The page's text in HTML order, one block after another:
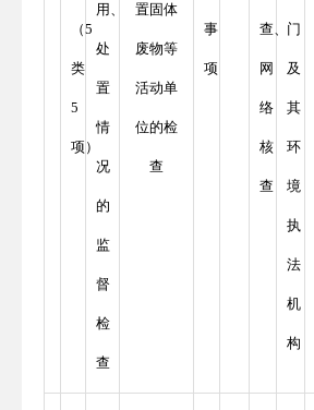
（5
类
5
项）
用、
处
置
情
况
的
监
督
检
查
置固体
废物等
活动单
位的检
查
事
项
查、
网
络
核
查
门
及
其
环
境
执
法
机
构